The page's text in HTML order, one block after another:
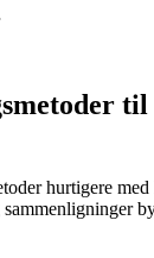
hurtigere med